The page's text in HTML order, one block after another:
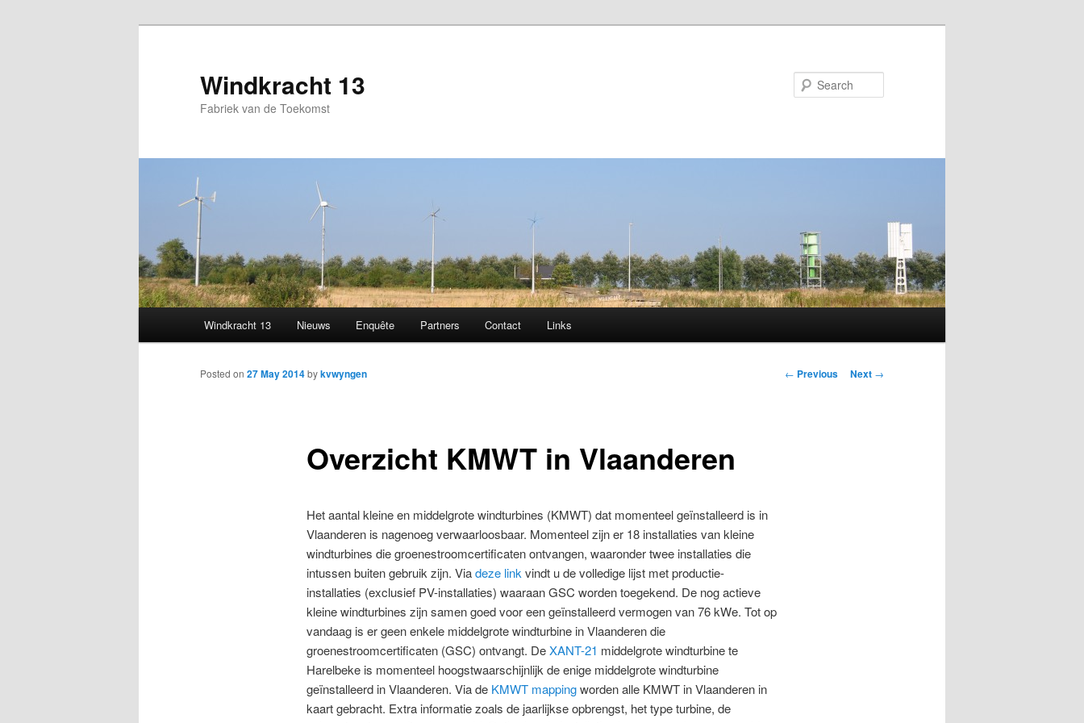
Windkracht 13
Fabriek van de Toekomst
Skip
to
Windkracht 13 Nieuws Enquête Partners Contact Links
Post
← Previous Next →
Overzicht KMWT in Vlaanderen
Posted on 27 May 2014bykvwyngen
Het aantal kleine en middelgrote windturbines (KMWT) dat momenteel geïnstalleerd is in
Vlaanderen is nagenoeg verwaarloosbaar. Momenteel zijn er 18 installaties van kleine
windturbines die groenestroomcertificaten ontvangen, waaronder twee installaties die
intussen buiten gebruik zijn. Viadeze link vindt u de volledige lijst met productie-
installaties (exclusief PV-installaties) waaraan GSC worden toegekend. De nog actieve
kleine windturbines zijn samen goed voor een geïnstalleerd vermogen van 76 kWe. Tot op
vandaag is er geen enkele middelgrote windturbine in Vlaanderen die
groenestroomcertificaten (GSC) ontvangt. DeXANT-21 middelgrote windturbine te
Harelbeke is momenteel hoogstwaarschijnlijk de enige middelgrote windturbine
geïnstalleerd in Vlaanderen. Via de KMWT mappingworden alle KMWT in Vlaanderen in
kaart gebracht. Extra informatie zoals de jaarlijkse opbrengst, het type turbine, de